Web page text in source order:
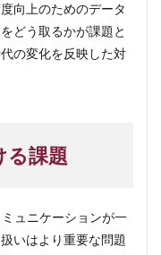
向上のためのデータ
どう取るかが課題と
の変化を反映した対
る課題
ュニケーションが一
いはより重要な問題